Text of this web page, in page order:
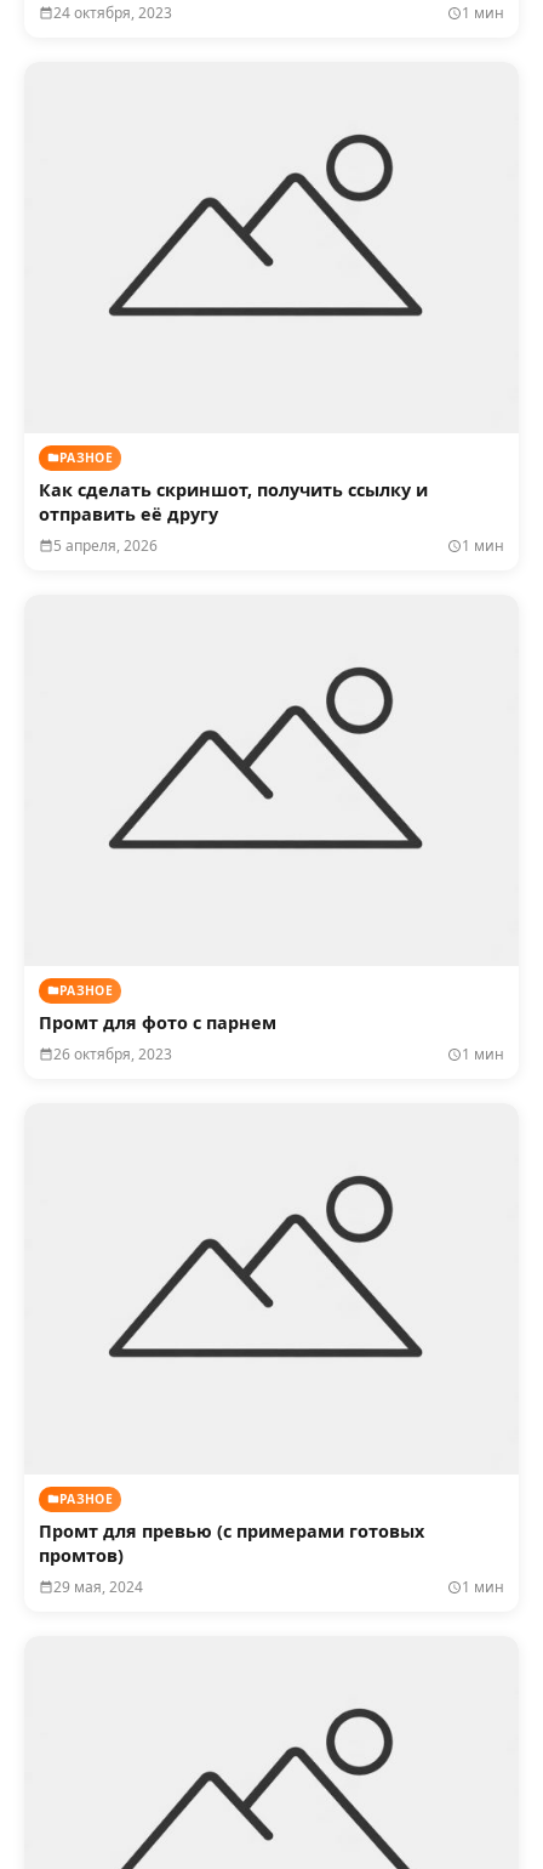
24 октября, 2023 1 мин
РАЗНОЕ
Как сделать скриншот, получить ссылку и
отправить её другу
5 апреля, 2026 1 мин
РАЗНОЕ
Промт для фото с парнем
26 октября, 2023 1 мин
РАЗНОЕ
Промт для превью (с примерами готовых
промтов)
29 мая, 2024 1 мин